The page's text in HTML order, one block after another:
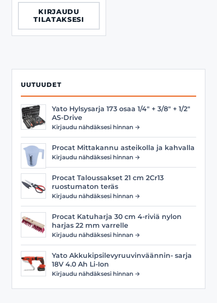
UUTUUDET
Yato Hylsysarja 173 osaa 1/4" + 3/8" + 1/2"
AS-Drive
Kirjaudu nähdäksesi hinnan →
Procat Mittakannu asteikolla ja kahvalla
Kirjaudu nähdäksesi hinnan →
Procat Taloussakset 21 cm 2Cr13
ruostumaton teräs
Kirjaudu nähdäksesi hinnan →
Procat Katuharja 30 cm 4-riviä nylon
harjas 22 mm varrelle
Kirjaudu nähdäksesi hinnan →
Yato Akkukipsilevyruuvinväännin- sarja
18V 4.0 Ah Li-Ion
Kirjaudu nähdäksesi hinnan →
KIRJAUDU
TILATAKSESI